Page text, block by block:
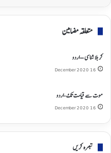
متعلقہ مضامین
کربلا شناسی – اردو
16 December 2020
موت سے قیامت تک-اردو
16 December 2020
تبصره کریں